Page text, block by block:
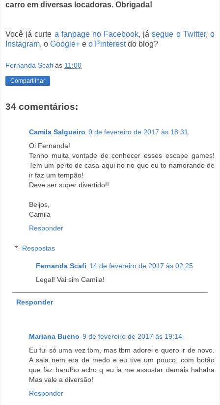
carro em diversas locadoras. Obrigada!
Você já curte a fanpage no Facebook, jásegue o Twitter,o
Instagram, o Google+ e o Pinterestdo blog?
Fernanda Scafi às 11:00
Compartilhar
34 comentários:
Camila Salgueiro 9 de fevereiro de 2017 às 18:31
Oi Fernanda!
Tenho muita vontade de conhecer esses escape games!
Tem um perto de casa aqui no rio que eu to namorando de
ir faz um tempão!
Deve ser super divertido!!
Beijos,
Camila
Responder
Respostas
Fernanda Scafi 14 de fevereiro de 2017 às 02:25
Legal! Vai sim Camila!
Responder
Mariana Bueno 9 de fevereiro de 2017 às 19:14
Eu fui só uma vez tbm, mas tbm adorei e quero ir de novo.
A sala nem era de medo e eu tive um pouco, com botão
que faz barulho acho q eu ia me assustar demais hahaha
Mas vale a diversão!
Responder